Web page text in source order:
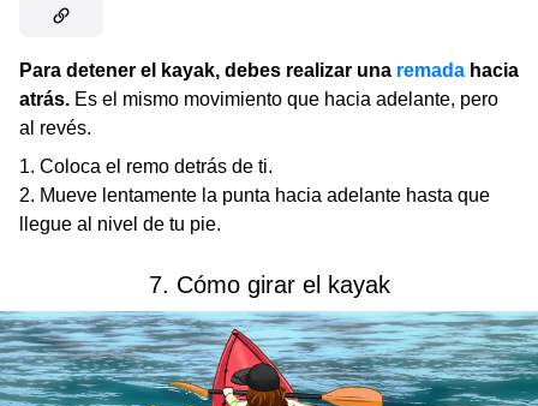
Para detener el kayak, debes realizar una remada hacia
atrás. Es el mismo movimiento que hacia adelante, pero
al revés.
Coloca el remo detrás de ti.
Mueve lentamente la punta hacia adelante hasta que
llegue al nivel de tu pie.
7. Cómo girar el kayak